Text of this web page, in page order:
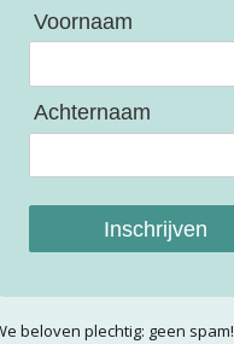
Voornaam
Achternaam
Inschrijven
beloven plechtig: geen spam!